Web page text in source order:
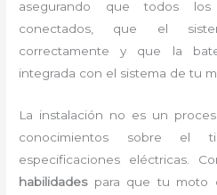
asegurando que todos
conectados, que el
correctamente y que la
integrada con el sistema de tu
La instalación no es un
conocimientos sobre
especificaciones eléctricas.
habilidadespara que tu moto